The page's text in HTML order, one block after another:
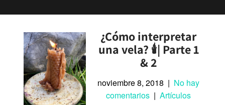
¿Cómo interpretar
una vela? 🕯| Parte 1
& 2
noviembre 8, 2018 | No hay
comentarios |Artículos